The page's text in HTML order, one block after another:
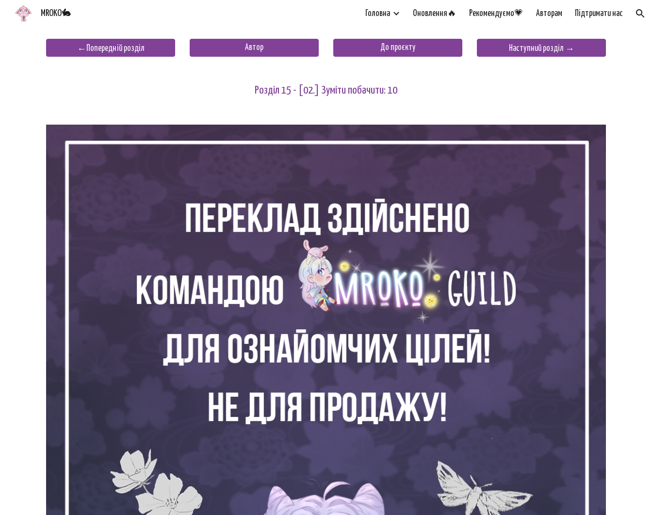
Skip to navigation
MROKO🐇 Головна Оновлення🔥 Рекомендуємо💗 Авторам Підтримати нас
←Попередній розділ Автор До проєкту Наступний розділ →
Розділ 15 - [02.] Зуміти побачити: 10